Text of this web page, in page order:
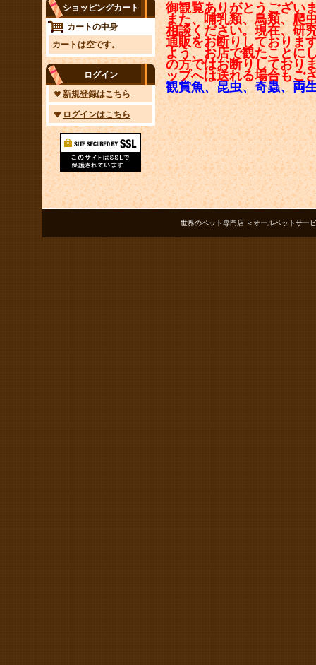
ショッピングカート
カートの中身
カートは空です。
ログイン
新規登録はこちら
ログインはこちら
御観覧ありがとうござい
また、哺乳類、鳥類、爬
相談ください。現在、研
通販をお断りしておりま
よう、お店で観たことに
の方ではお断りしており
ップへは送れる場合もご
観賞魚、昆虫、奇蟲、両
世界のペット専門店 ＜オールペットサー